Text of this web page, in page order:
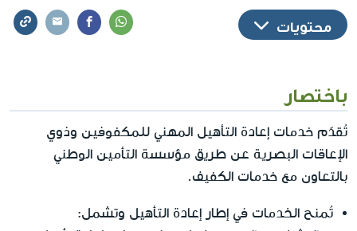
محتويات
باختصار
تُقدّم خدمات إعادة التأهيل المهني للمكفوفين وذوي
الإعاقات البصرية عن طريق مؤسسة التأمين الوطني
بالتعاون مع خدمات الكفيف.
تُمنح الخدمات في إطار إعادة التأهيل وتشمل: